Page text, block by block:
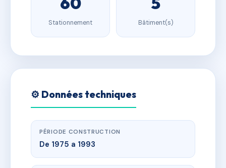
Stationnement Bâtiment(s)
⚙️ Données techniques
PÉRIODE CONSTRUCTION
De 1975 a 1993